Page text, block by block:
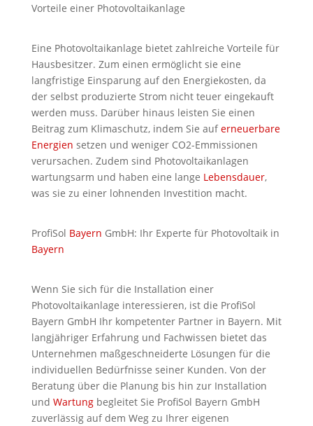
Vorteile einer Photovoltaikanlage
Eine Photovoltaikanlage bietet zahlreiche Vorteile für
Hausbesitzer. Zum einen ermöglicht sie eine
langfristige Einsparung auf den Energiekosten, da
der selbst produzierte Strom nicht teuer eingekauft
werden muss. Darüber hinaus leisten Sie einen
Beitrag zum Klimaschutz, indem Sie auferneuerbare
Energien setzen und weniger CO2-Emmissionen
verursachen. Zudem sind Photovoltaikanlagen
wartungsarm und haben eine lange Lebensdauer,
was sie zu einer lohnenden Investition macht.
ProfiSol Bayern GmbH: Ihr Experte für Photovoltaik in
Bayern
Wenn Sie sich für die Installation einer
Photovoltaikanlage interessieren, ist die ProfiSol
Bayern GmbH Ihr kompetenter Partner in Bayern. Mit
langjähriger Erfahrung und Fachwissen bietet das
Unternehmen maßgeschneiderte Lösungen für die
individuellen Bedürfnisse seiner Kunden. Von der
Beratung über die Planung bis hin zur Installation
und Wartungbegleitet Sie ProfiSol Bayern GmbH
zuverlässig auf dem Weg zu Ihrer eigenen